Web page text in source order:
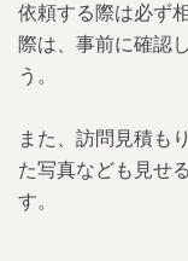
依頼する際は必ず
際は、事前に確認
う。
また、訪問見積も
た写真なども見せ
す。